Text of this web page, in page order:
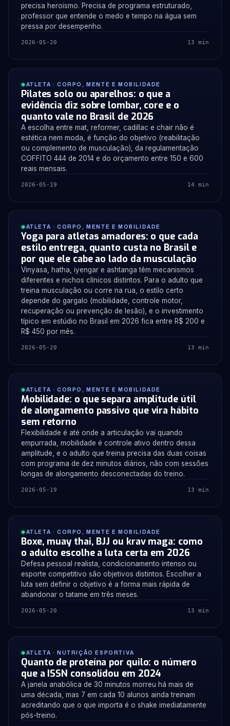
precisa heroismo. Precisa de programa estruturado,
professor que entende o medo e tempo na água sem
pressa por desempenho.
2026-05-20 13 min
ATLETA · CORPO, MENTE E MOBILIDADE
Pilates solo ou aparelhos: o que a
evidência diz sobre lombar, core e o
quanto vale no Brasil de 2026
A escolha entre mat, reformer, cadillac e chair não é
estética nem moda, é função do objetivo (reabilitação
ou complemento de musculação), da regulamentação
COFFITO 444 de 2014 e do orçamento entre 150 e 600
reais mensais.
2026-05-19 14 min
ATLETA · CORPO, MENTE E MOBILIDADE
Yoga para atletas amadores: o que cada
estilo entrega, quanto custa no Brasil e
por que ele cabe ao lado da musculação
Vinyasa, hatha, iyengar e ashtanga têm mecanismos
diferentes e nichos clínicos distintos. Para o adulto que
treina musculação ou corre na rua, o estilo certo
depende do gargalo (mobilidade, controle motor,
recuperação ou prevenção de lesão), e o investimento
típico em estúdio no Brasil em 2026 fica entre R$ 200 e
R$ 450 por mês.
2026-05-20 13 min
ATLETA · CORPO, MENTE E MOBILIDADE
Mobilidade: o que separa amplitude útil
de alongamento passivo que vira hábito
sem retorno
Flexibilidade é até onde a articulação vai quando
empurrada, mobilidade é controle ativo dentro dessa
amplitude, e o adulto que treina precisa das duas coisas
com programa de dez minutos diários, não com sessões
longas de alongamento desconectadas do treino.
2026-05-19 13 min
ATLETA · CORPO, MENTE E MOBILIDADE
Boxe, muay thai, BJJ ou krav maga: como
o adulto escolhe a luta certa em 2026
Defesa pessoal realista, condicionamento intenso ou
esporte competitivo são objetivos distintos. Escolher a
luta sem definir o objetivo é a forma mais rápida de
abandonar o tatame em três meses.
2026-05-20 13 min
ATLETA · NUTRIÇÃO ESPORTIVA
Quanto de proteína por quilo: o número
que a ISSN consolidou em 2024
A janela anabólica de 30 minutos morreu há mais de
uma década, mas 7 em cada 10 alunos ainda treinam
acreditando que o que importa é o shake imediatamente
pós-treino.